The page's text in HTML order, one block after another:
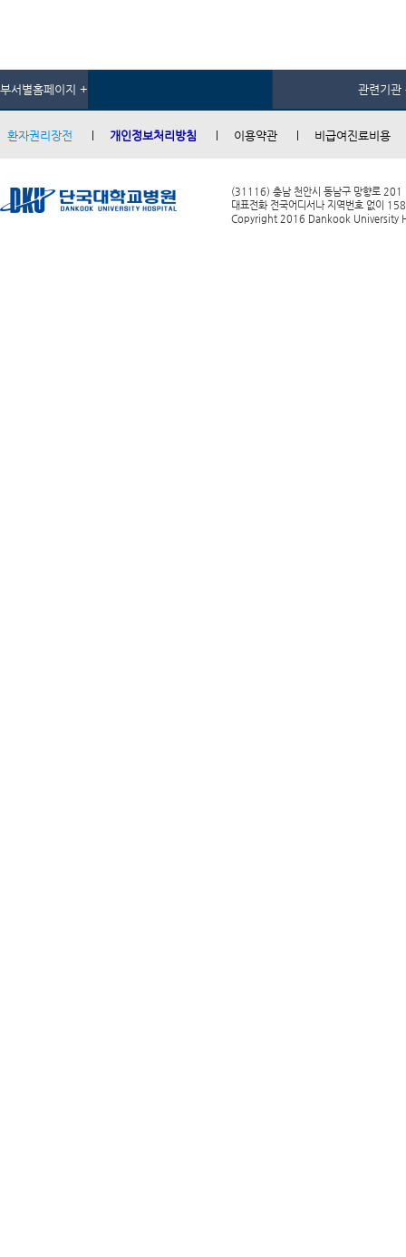
부서별홈페이지 + 관련기관
환자권리장전 개인정보처리방침 이용약관 비급여진료비용
(31116) 충남 천안시 동남구 망향로 201
대표전화 전국어디서나 지역번호 없이
Copyright 2016 Dankook University